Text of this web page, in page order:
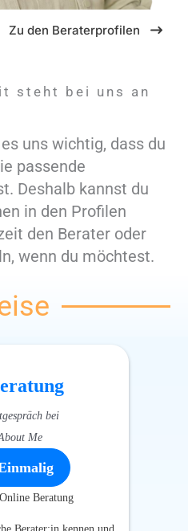
Zu den Beraterprofilen
steht bei uns an
uns wichtig, dass du
passende
Deshalb kannst du
in den Profilen
den Berater oder
wenn du möchtest.
bei
Me
Beratung